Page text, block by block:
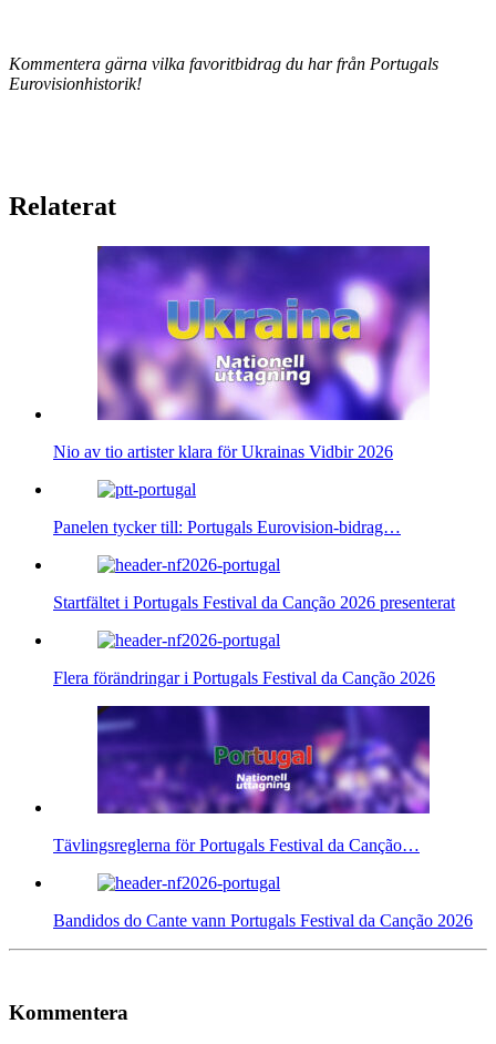
Kommentera gärna vilka favoritbidrag du har från Portugals
Eurovisionhistorik!
Relaterat
Nio av tio artister klara för Ukrainas Vidbir 2026
Panelen tycker till: Portugals Eurovision-bidrag…
Startfältet i Portugals Festival da Canção 2026 presenterat
Flera förändringar i Portugals Festival da Canção 2026
Tävlingsreglerna för Portugals Festival da Canção…
Bandidos do Cante vann Portugals Festival da Canção 2026
Kommentera